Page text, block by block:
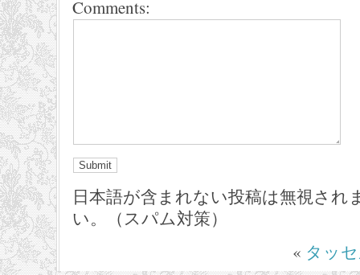
Comments:
日本語が含まれない投稿は無視され
い。（スパム対策）
« タッ